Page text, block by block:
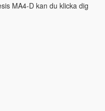
MA4-D kan du klicka dig